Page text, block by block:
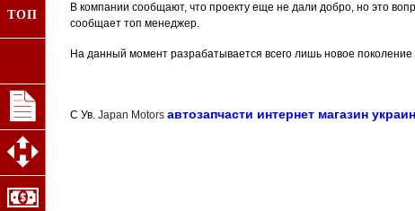
ТОП
В компании сообщают, что проекту еще не дали добро, но это
сообщает топ менеджер.
На данный момент разрабатывается всего лишь новое поколение
С Ув.Japan Motorsавтозапчасти интернет магазин